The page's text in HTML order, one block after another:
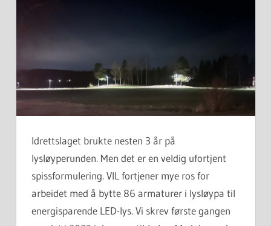
Idrettslaget brukte nesten 3 år på
lysløyperunden. Men det er en veldig ufortjent
spissformulering. VIL fortjener mye ros for
arbeidet med å bytte 86 armaturer i lysløypa til
energisparende LED-lys. Vi skrev første gangen